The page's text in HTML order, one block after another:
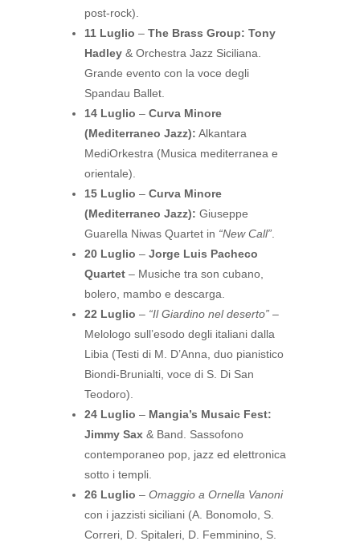
post-rock).
11 Luglio – The Brass Group: Tony
Hadley & Orchestra Jazz Siciliana.
Grande evento con la voce degli
Spandau Ballet.
14 Luglio – Curva Minore
(Mediterraneo Jazz): Alkantara
MediOrkestra (Musica mediterranea e
orientale).
15 Luglio – Curva Minore
(Mediterraneo Jazz): Giuseppe
Guarella Niwas Quartet in “New Call”
20 Luglio – Jorge Luis Pacheco
Quartet – Musiche tra son cubano,
bolero, mambo e descarga.
22 Luglio – “Il Giardino nel deserto” –
Melologo sull’esodo degli italiani dalla
Libia (Testi di M. D’Anna, duo pianistico
Biondi-Brunialti, voce di S. Di San
Teodoro).
24 Luglio – Mangia’s Musaic Fest:
Jimmy Sax & Band. Sassofono
contemporaneo pop, jazz ed elettronica
sotto i templi.
26 Luglio – Omaggio a Ornella Vanoni
con i jazzisti siciliani (A. Bonomolo, S.
Correri, D. Spitaleri, D. Femminino, S.